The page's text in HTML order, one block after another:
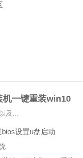
机一键重装win10
及...
设置u盘启动